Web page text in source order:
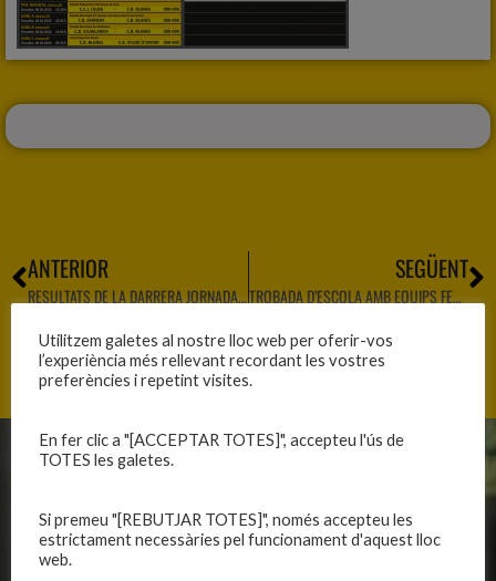
ANTERIOR
RESULTATS DE LA DARRERA JORNADA DISPUTADA
SEGÜENT
TROBADA D’ESCOLA AMB EQUIPS FEDERATS
CLUB
Història
Organització
Publicacions
Primer equip masculí
Primer equip femení
Utilitzem galetes al nostre lloc web per oferir-vos
l’experiència més rellevant recordant les vostres
preferències i repetint visites.
En fer clic a "[ACCEPTAR TOTES]", accepteu l'ús de
TOTES les galetes.
Si premeu "[REBUTJAR TOTES]", només accepteu les
estrictament necessàries pel funcionament d'aquest lloc
web.